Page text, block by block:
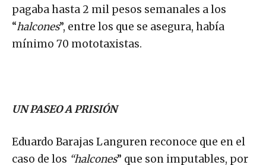
pagaba hasta 2 mil pesos semanales a los
“halcones”, entre los que se asegura, había
mínimo 70 mototaxistas.
UN PASEO A PRISIÓN
Eduardo Barajas Languren reconoce que en el
caso de los “halcones” que son imputables, por